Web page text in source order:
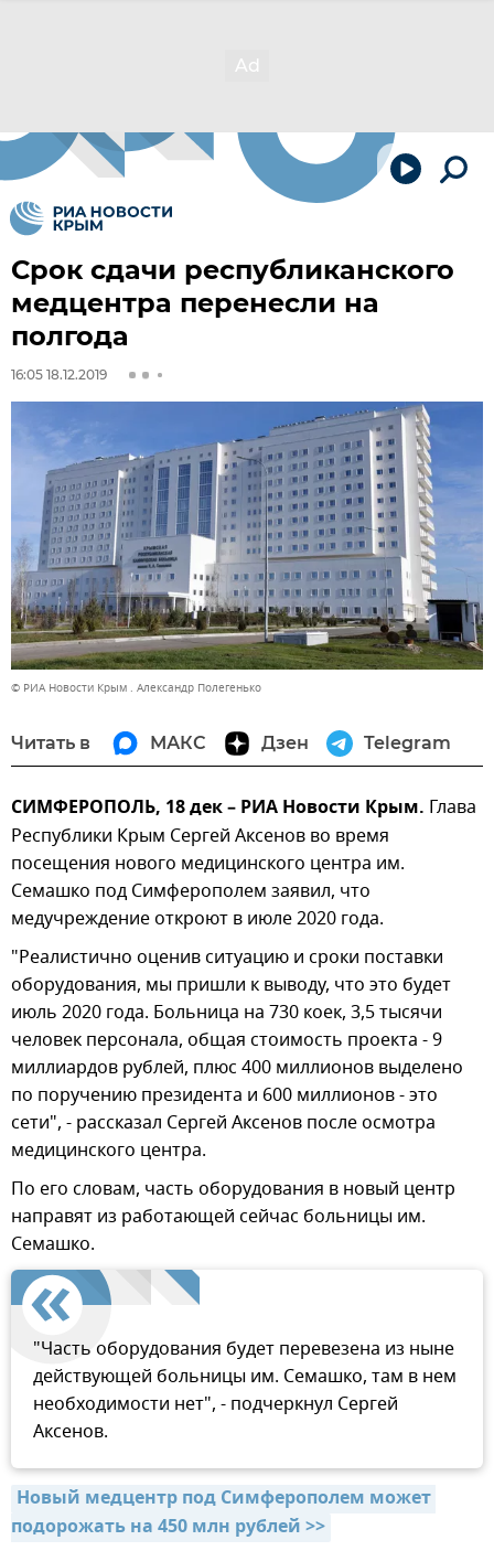
Срок сдачи республиканского
медцентра перенесли на
полгода
16:05 18.12.2019
© РИА Новости Крым . Александр Полегенько
Читать в МАКС Дзен Telegram
СИМФЕРОПОЛЬ, 18 дек – РИА Новости Крым. Глава
Республики Крым Сергей Аксенов во время
посещения нового медицинского центра им.
Семашко под Симферополем заявил, что
медучреждение откроют в июле 2020 года.
"Реалистично оценив ситуацию и сроки поставки
оборудования, мы пришли к выводу, что это будет
июль 2020 года. Больница на 730 коек, 3,5 тысячи
человек персонала, общая стоимость проекта - 9
миллиардов рублей, плюс 400 миллионов выделено
по поручению президента и 600 миллионов - это
сети", - рассказал Сергей Аксенов после осмотра
медицинского центра.
По его словам, часть оборудования в новый центр
направят из работающей сейчас больницы им.
Семашко.
"Часть оборудования будет перевезена из ныне
действующей больницы им. Семашко, там в нем
необходимости нет", - подчеркнул Сергей
Аксенов.
Новый медцентр под Симферополем может
подорожать на 450 млн рублей >>